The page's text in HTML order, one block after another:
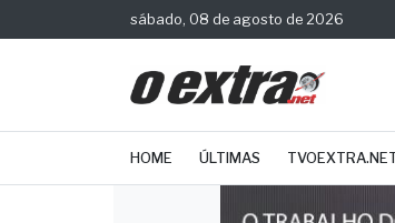
sábado, 08 de agosto de 2026
HOME ÚLTIMAS